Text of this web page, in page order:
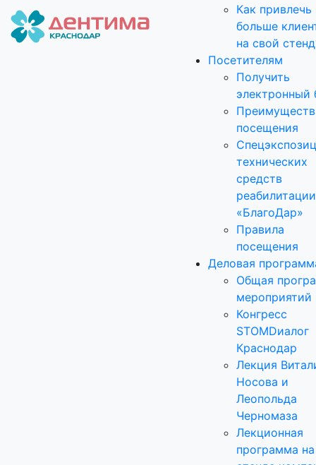
Как привлечь
больше
на свой
Посетителям
Получить
электронный
посещения
технических
средств
реабилитации
«БлагоДар»
Правила
посещения
Деловая
Общая
мероприятий
Конгресс
STOMDиалог
Краснодар
Лекция
Носова и
Леопольда
Черномаза
Лекционная
программа на